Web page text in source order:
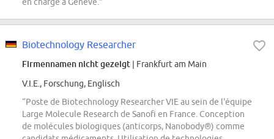
Biotechnology Researcher
Firmennamen nicht gezeigt | Frankfurt am Main
V.I.E., Forschung, Englisch
“Poste de Biotechnology Researcher VIE au sein de l'équipe
Large Molecule Research de Sanofi en France. Conception
de molécules biologiques (anticorps, Nanobody®) comme